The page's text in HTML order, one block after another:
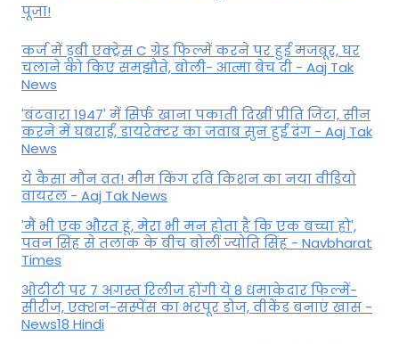
पूजा!
कर्ज में डूबी एक्ट्रेस C ग्रेड फिल्में करने पर हुई मजबूर, घर
चलाने को किए समझौते, बोली- आत्मा बेच दी - Aaj Tak
News
'बंटवारा 1947' में सिर्फ खाना पकाती दिखीं प्रीति जिंटा, सीन
करने में घबराईं, डायरेक्टर का जवाब सुन हुईं दंग - Aaj Tak
News
ये कैसा मौन व्रत! मीम किंग रवि किशन का नया वीडियो
वायरल - Aaj Tak News
'मैं भी एक औरत हूं, मेरा भी मन होता है कि एक बच्चा हो',
पवन सिंह से तलाक के बीच बोलीं ज्योति सिंह - Navbharat
Times
ओटीटी पर 7 अगस्त रिलीज होंगी ये 8 धमाकेदार फिल्में-
सीरीज, एक्शन-सस्पेंस का भरपूर डोज, वीकेंड बनाएं खास -
News18 Hindi